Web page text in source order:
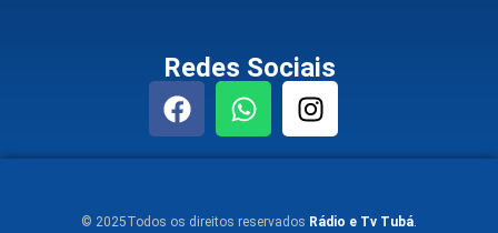
Redes Sociais
© 2025Todos os direitos reservados Rádio e Tv Tubá.